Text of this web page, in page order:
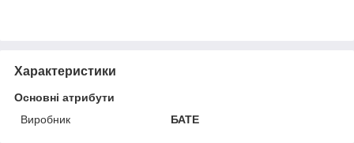
Характеристики
Основні атрибути
Виробник
БАТЕ